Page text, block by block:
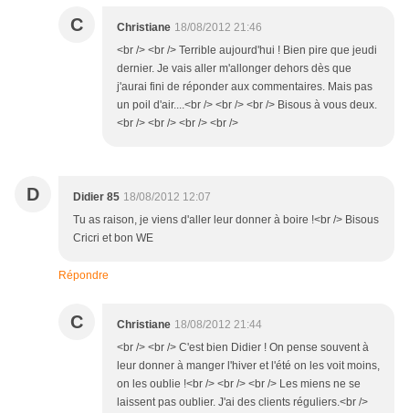
C Christiane 18/08/2012 21:46
<br /> <br /> Terrible aujourd'hui ! Bien pire que jeudi
dernier. Je vais aller m'allonger dehors dès que
j'aurai fini de réponder aux commentaires. Mais pas
un poil d'air....<br /> <br /> <br /> Bisous à vous deux.
<br /> <br /> <br /> <br />
D Didier 85 18/08/2012 12:07
Tu as raison, je viens d'aller leur donner à boire !<br /> Bisous
Cricri et bon WE
Répondre
C Christiane 18/08/2012 21:44
<br /> <br /> C'est bien Didier ! On pense souvent à
leur donner à manger l'hiver et l'été on les voit moins,
on les oublie !<br /> <br /> <br /> Les miens ne se
laissent pas oublier. J'ai des clients réguliers.<br />